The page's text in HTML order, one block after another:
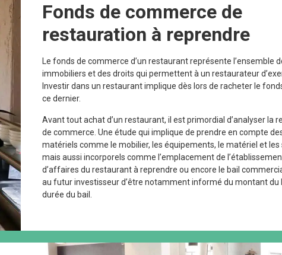
Fonds de commerce de
restauration à reprendre
Le fonds de commerce d’un restaurant représente l’ensemble
immobiliers et des droits qui permettent à un restaurateur
Investir dans un restaurant implique dès lors de racheter le
ce dernier.
Avant tout achat d’un restaurant, il est primordial d’analyser la
de commerce. Une étude qui implique de prendre en compte
matériels comme le mobilier, les équipements, le matériel et les
mais aussi incorporels comme l’emplacement de
d’affaires du restaurant à reprendre ou encore le bail
au futur investisseur d’être notamment informé du montant du
durée du bail.